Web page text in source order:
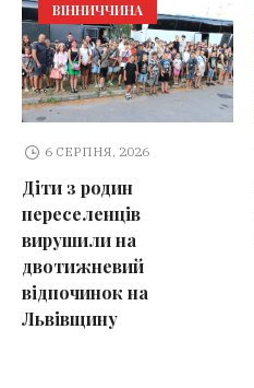
ВІННИЧЧИНА
6 СЕРПНЯ, 2026
Діти з родин
переселенців
вирушили на
двотижневий
відпочинок на
Львівщину